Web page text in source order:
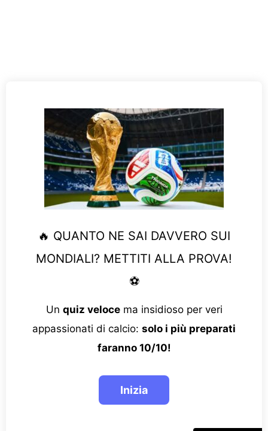
🔥 QUANTO NE SAI DAVVERO SUI
MONDIALI? METTITI ALLA PROVA!
⚽
Un quiz velocema insidioso per veri
appassionati di calcio: solo i più preparati
faranno 10/10!